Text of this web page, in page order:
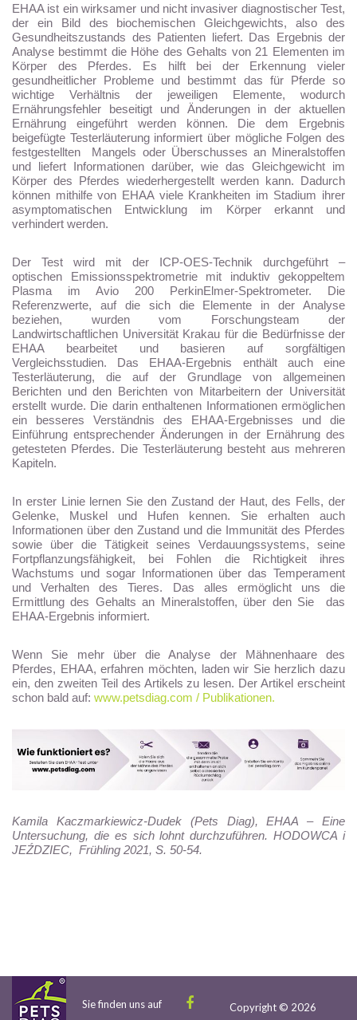
EHAA ist ein wirksamer und nicht invasiver diagnostischer Test,
der ein Bild des biochemischen Gleichgewichts, also des
Gesundheitszustands des Patienten liefert. Das Ergebnis der
Analyse bestimmt die Höhe des Gehalts von 21 Elementen im
Körper des Pferdes. Es hilft bei der Erkennung vieler
gesundheitlicher Probleme und bestimmt das für Pferde so
wichtige Verhältnis der jeweiligen Elemente, wodurch
Ernährungsfehler beseitigt und Änderungen in der aktuellen
Ernährung eingeführt werden können. Die dem Ergebnis
beigefügte Testerläuterung informiert über mögliche Folgen des
festgestellten Mangels oder Überschusses an Mineralstoffen
und liefert Informationen darüber, wie das Gleichgewicht im
Körper des Pferdes wiederhergestellt werden kann. Dadurch
können mithilfe von EHAA viele Krankheiten im Stadium ihrer
asymptomatischen Entwicklung im Körper erkannt und
verhindert werden.
Der Test wird mit der ICP-OES-Technik durchgeführt –
optischen Emissionsspektrometrie mit induktiv gekoppeltem
Plasma im Avio 200 PerkinElmer-Spektrometer. Die
Referenzwerte, auf die sich die Elemente in der Analyse
beziehen, wurden vom Forschungsteam der
Landwirtschaftlichen Universität Krakau für die Bedürfnisse der
EHAA bearbeitet und basieren auf sorgfältigen
Vergleichsstudien. Das EHAA-Ergebnis enthält auch eine
Testerläuterung, die auf der Grundlage von allgemeinen
Berichten und den Berichten von Mitarbeitern der Universität
erstellt wurde. Die darin enthaltenen Informationen ermöglichen
ein besseres Verständnis des EHAA-Ergebnisses und die
Einführung entsprechender Änderungen in der Ernährung des
getesteten Pferdes. Die Testerläuterung besteht aus mehreren
Kapiteln.
In erster Linie lernen Sie den Zustand der Haut, des Fells, der
Gelenke, Muskel und Hufen kennen. Sie erhalten auch
Informationen über den Zustand und die Immunität des Pferdes
sowie über die Tätigkeit seines Verdauungssystems, seine
Fortpflanzungsfähigkeit, bei Fohlen die Richtigkeit ihres
Wachstums und sogar Informationen über das Temperament
und Verhalten des Tieres. Das alles ermöglicht uns die
Ermittlung des Gehalts an Mineralstoffen, über den Sie das
EHAA-Ergebnis informiert.
Wenn Sie mehr über die Analyse der Mähnenhaare des
Pferdes, EHAA, erfahren möchten, laden wir Sie herzlich dazu
ein, den zweiten Teil des Artikels zu lesen. Der Artikel erscheint
schon bald auf: www.petsdiag.com / Publikationen.
Kamila Kaczmarkiewicz-Dudek (Pets Diag), EHAA – Eine
Untersuchung, die es sich lohnt durchzuführen. HODOWCA i
JEŹDZIEC, Frühling 2021, S. 50-54.
Sie finden uns auf Copyright © 2026